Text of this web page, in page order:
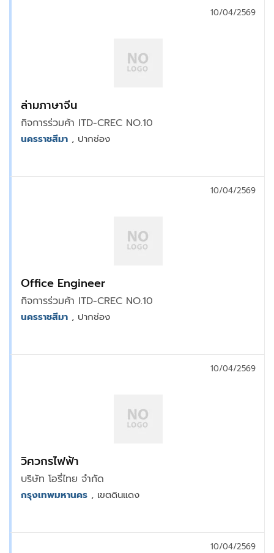
ล่ามภาษาจีน
กิจการร่วมค้า ITD-CREC NO.10
10/04/2569
นครราชสีมา , ปากช่อง
Office Engineer
กิจการร่วมค้า ITD-CREC NO.10
10/04/2569
นครราชสีมา , ปากช่อง
วิศวกรไฟฟ้า
บริษัท โอรี่ไทย จำกัด
10/04/2569
กรุงเทพมหานคร , เขตดินแดง
10/04/2569